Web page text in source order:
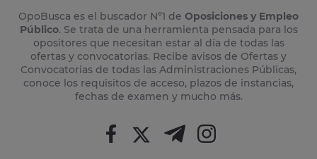
OpoBusca es el buscador Nº1 de Oposiciones y Empleo
Público. Se trata de una herramienta pensada para los
opositores que necesitan estar al día de todas las
ofertas y convocatorias. Recibe avisos de Ofertas y
Convocatorias de todas las Administraciones Públicas,
conoce los requisitos de acceso, plazos de instancias,
fechas de examen y mucho más.